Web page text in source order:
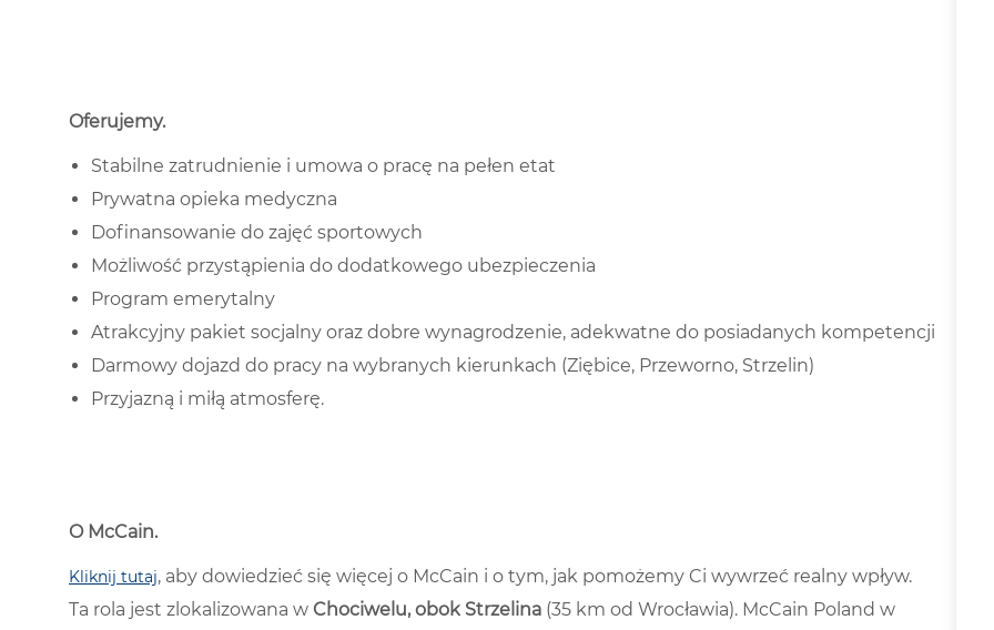
Oferujemy.
Stabilne zatrudnienie i umowa o pracę na pełen etat
Prywatna opieka medyczna
Dofinansowanie do zajęć sportowych
Możliwość przystąpienia do dodatkowego ubezpieczenia
Program emerytalny
Atrakcyjny pakiet socjalny oraz dobre wynagrodzenie, adekwatne do posiadanych kompetencji
Darmowy dojazd do pracy na wybranych kierunkach (Ziębice, Przeworno, Strzelin)
Przyjazną i miłą atmosferę.
O McCain.
Kliknij tutaj, aby dowiedzieć się więcej o McCain i o tym, jak pomożemy Ci wywrzeć realny wpływ.
Ta rola jest zlokalizowana w Chociwelu, obok Strzelina (35 km od Wrocławia). McCain Poland w